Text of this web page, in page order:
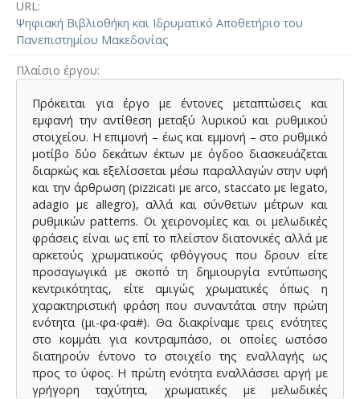
URL
Ψηφιακή Βιβλιοθήκη και Ιδρυματικό Αποθετήριο του
Πανεπιστημίου Μακεδονίας
Πλαίσιο έργου
Πρόκειται για έργο με έντονες μεταπτώσεις και
εμφανή την αντίθεση μεταξύ λυρικού και ρυθμικού
στοιχείου. Η επιμονή – έως και εμμονή – στο ρυθμικό
μοτίβο δύο δεκάτων έκτων με όγδοο διασκευάζεται
διαρκώς και εξελίσσεται μέσω παραλλαγών στην υφή
και την άρθρωση (pizzicati με arco, staccato με legato,
adagio με allegro), αλλά και σύνθετων μέτρων και
ρυθμικών patterns. Οι χειρονομίες και οι μελωδικές
φράσεις είναι ως επί το πλείστον διατονικές αλλά με
αρκετούς χρωματικούς φθόγγους που δρουν είτε
προσαγωγικά με σκοπό τη δημιουργία εντύπωσης
κεντρικότητας, είτε αμιγώς χρωματικές όπως η
χαρακτηριστική φράση που συναντάται στην πρώτη
ενότητα (μι-φα-φα#). Θα διακρίναμε τρεις ενότητες
στο κομμάτι για κοντραμπάσο, οι οποίες ωστόσο
διατηρούν έντονο το στοιχείο της εναλλαγής ως
προς το ύφος. Η πρώτη ενότητα εναλλάσσει αργή με
γρήγορη ταχύτητα, χρωματικές με μελωδικές